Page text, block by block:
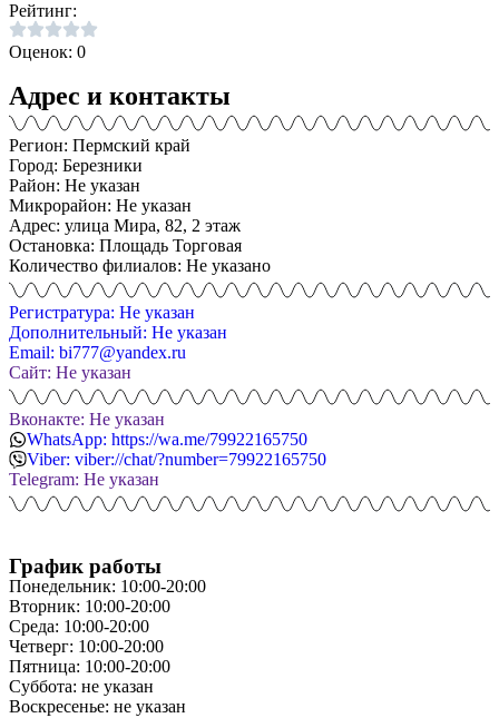
Рейтинг:
Оценок: 0
Адрес и контакты
Регион: Пермский край
Город: Березники
Район: Не указан
Микрорайон: Не указан
Адрес: улица Мира, 82, 2 этаж
Остановка: Площадь Торговая
Количество филиалов: Не указано
Регистратура: Не указан
Дополнительный: Не указан
Email: bi777@yandex.ru
Сайт: Не указан
Вконакте: Не указан
WhatsApp: https://wa.me/79922165750
Viber: viber://chat/?number=79922165750
Telegram: Не указан
График работы
Понедельник: 10:00-20:00
Вторник: 10:00-20:00
Среда: 10:00-20:00
Четверг: 10:00-20:00
Пятница: 10:00-20:00
Суббота: не указан
Воскресенье: не указан